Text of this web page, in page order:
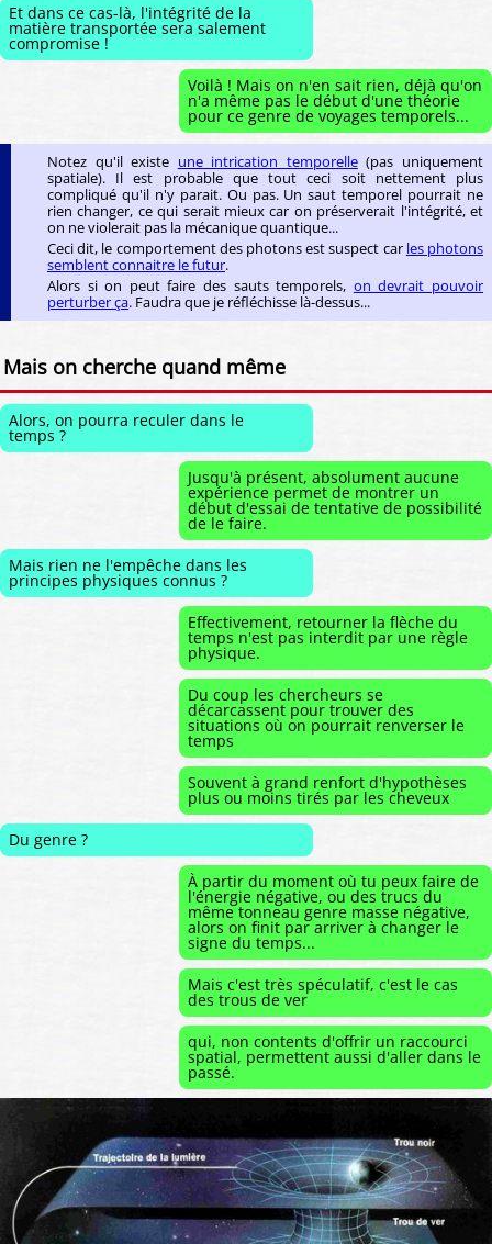
Et dans ce cas-là, l'intégrité de la
matière transportée sera salement
compromise !
Voilà ! Mais on n'en sait rien, déjà qu'on
n'a même pas le début d'une théorie
pour ce genre de voyages temporels...
Notez qu'il existe une intrication temporelle(pas uniquement
spatiale). Il est probable que tout ceci soit nettement plus
compliqué qu'il n'y parait. Ou pas. Un saut temporel pourrait ne
rien changer, ce qui serait mieux car on préserverait l'intégrité, et
on ne violerait pas la mécanique quantique...
Ceci dit, le comportement des photons est suspect car les photons
semblent connaitre le futur.
Alors si on peut faire des sauts temporels, on devrait pouvoir
perturber ça. Faudra que je réfléchisse là-dessus...
Mais on cherche quand même
Alors, on pourra reculer dans le
temps ?
Jusqu'à présent, absolument aucune
expérience permet de montrer un
début d'essai de tentative de possibilité
de le faire.
Mais rien ne l'empêche dans les
principes physiques connus ?
Effectivement, retourner la flèche du
temps n'est pas interdit par une règle
physique.
Du coup les chercheurs se
décarcassent pour trouver des
situations où on pourrait renverser le
temps
Souvent à grand renfort d'hypothèses
plus ou moins tirés par les cheveux
Du genre ?
À partir du moment où tu peux faire de
l'énergie négative, ou des trucs du
même tonneau genre masse négative,
alors on finit par arriver à changer le
signe du temps...
Mais c'est très spéculatif, c'est le cas
des trous de ver
qui, non contents d'offrir un raccourci
spatial, permettent aussi d'aller dans le
passé.